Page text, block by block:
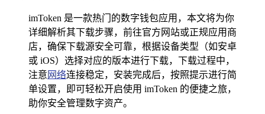
imToken 是一款热门的数字钱包应用，本文将为你
详细解析其下载步骤，前往官方网站或正规应用商
店，确保下载源安全可靠，根据设备类型（如安卓
或 iOS）选择对应的版本进行下载，下载过程中，
注意 网络连接稳定，安装完成后，按照提示进行简
单设置，即可轻松开启使用 imToken 的便捷之旅，
助你安全管理数字资产。